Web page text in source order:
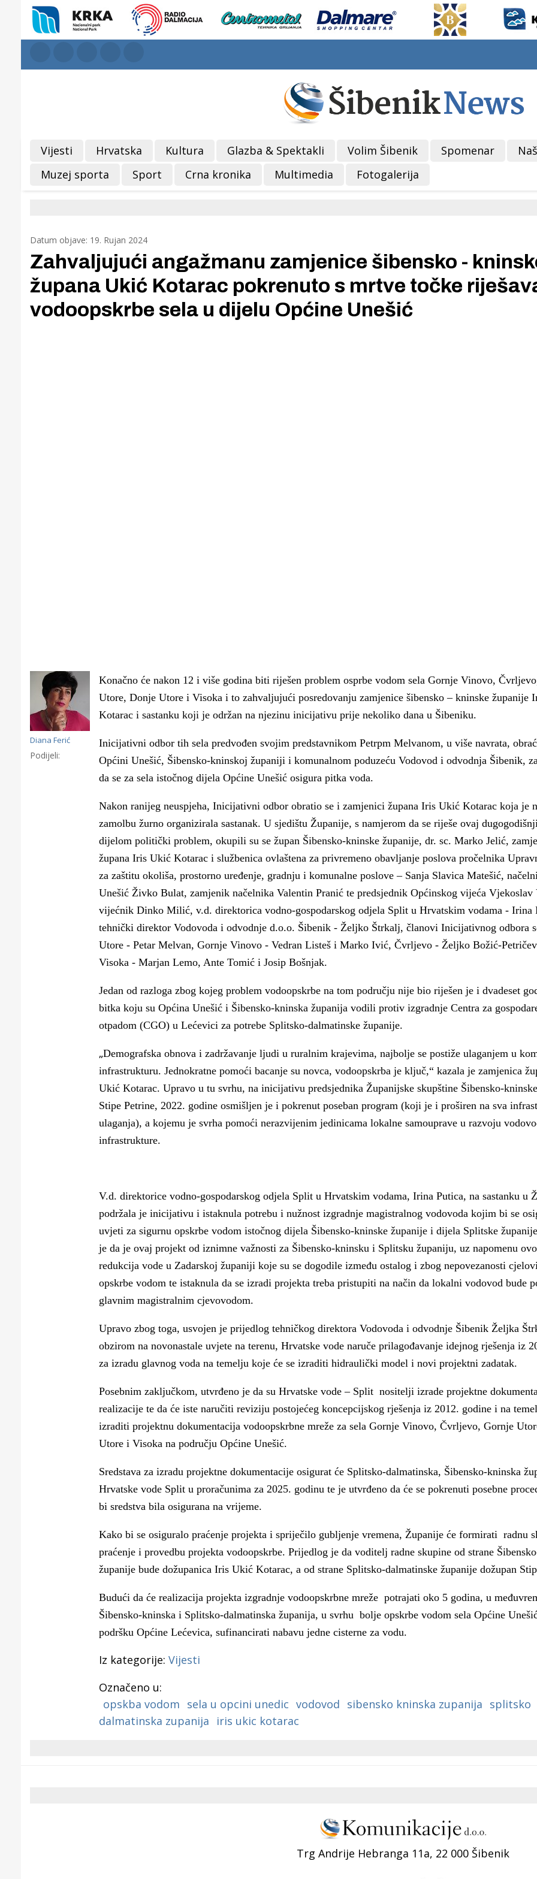
Vijesti Hrvatska Kultura Glazba & Spektakli Volim Šibenik Spomenar
Muzej sporta
Sport Crna kronika Multimedia Fotogalerija
Datum objave: 19. Rujan 2024
Zahvaljujući angažmanu zamjenice šibensko -
župana Ukić Kotarac pokrenuto s mrtve točke
vodoopskrbe sela u dijelu Općine Unešić
Diana Ferić
Podijeli:
Konačno će nakon 12 i više godina biti riješen problem osprbe vodom sela Gornje Vinovo,
Utore, Donje Utore i Visoka i to zahvaljujući posredovanju zamjenice šibensko – kninske županije
Kotarac i sastanku koji je održan na njezinu inicijativu prije nekoliko dana u Šibeniku.
Inicijativni odbor tih sela predvođen svojim predstavnikom PetrpmMelvanom, u više navrata,
Općini Unešić, Šibensko-kninskoj županiji i komunalnom poduzeću Vodovod i odvodnja Šibenik,
da se za sela istočnog dijela Općine Unešić osigura pitka voda.
Nakon ranijeg neuspjeha, Inicijativni odbor obratio se i zamjenici župana Iris Ukić Kotarac koja je
zamolbu žurno organizirala sastanak. U sjedištu Županije, s namjerom da se riješe ovaj
dijelom politički problem, okupili su se župan Šibensko-kninske županije, dr. sc. Marko Jelić,
župana Iris Ukić Kotarac i službenica ovlaštena za privremeno obavljanje poslova pročelnika
za zaštitu okoliša, prostorno uređenje, gradnju i komunalne poslove – Sanja Slavica Matešić,
Unešić Živko Bulat, zamjenik načelnika Valentin Pranić te predsjednik Općinskog vijeća
vijećnik Dinko Milić, v.d. direktorica vodno-gospodarskog odjela Split u Hrvatskim vodama - Irina
tehnički direktor Vodovoda i odvodnje d.o.o. Šibenik - Željko Štrkalj, članovi Inicijativnog odbora
Utore - Petar Melvan, Gornje Vinovo - Vedran Listeš i Marko Ivić, Čvrljevo - Željko Božić-
Visoka - Marjan Lemo, Ante Tomić i Josip Bošnjak.
Jedan od razloga zbog kojeg problem vodoopskrbe na tom području nije bio riješen je i dvadeset
bitka koju su Općina Unešić i Šibensko-kninska županija vodili protiv izgradnje Centra za
otpadom (CGO) u Lećevici za potrebe Splitsko-dalmatinske županije.
„Demografska obnova i zadržavanje ljudi u ruralnim krajevima, najbolje se postiže ulaganjem u
infrastrukturu. Jednokratne pomoći bacanje su novca, vodoopskrba je ključ,“ kazala je zamjenica
Ukić Kotarac. Upravo u tu svrhu, na inicijativu predsjednika Županijske skupštine Šibensko-
Stipe Petrine, 2022. godine osmišljen je i pokrenut poseban program (koji je i proširen na sva
ulaganja), a kojemu je svrha pomoći nerazvijenim jedinicama lokalne samouprave u razvoju
infrastrukture.
V.d. direktorice vodno-gospodarskog odjela Split u Hrvatskim vodama, Irina Putica, na sastanku u
podržala je inicijativu i istaknula potrebu i nužnost izgradnje magistralnog vodovoda kojim bi se
uvjeti za sigurnu opskrbe vodom istočnog dijela Šibensko-kninske županije i dijela Splitske
je da je ovaj projekt od iznimne važnosti za Šibensko-kninsku i Splitsku županiju, uz napomenu
redukcija vode u Zadarskoj županiji koje su se dogodile između ostalog i zbog nepovezanosti
opskrbe vodom te istaknula da se izradi projekta treba pristupiti na način da lokalni vodovod bude
glavnim magistralnim cjevovodom.
Upravo zbog toga, usvojen je prijedlog tehničkog direktora Vodovoda i odvodnje Šibenik Željka
obzirom na novonastale uvjete na terenu, Hrvatske vode naruče prilagođavanje idejnog rješenja iz
za izradu glavnog voda na temelju koje će se izraditi hidraulički model i novi projektni zadatak.
Posebnim zaključkom, utvrđeno je da su Hrvatske vode – Split nositelji izrade projektne
realizacije te da će iste naručiti reviziju postojećeg koncepcijskog rješenja iz 2012. godine i na
izraditi projektnu dokumentacija vodoopskrbne mreže za sela Gornje Vinovo, Čvrljevo, Gornje
Utore i Visoka na području Općine Unešić.
Sredstava za izradu projektne dokumentacije osigurat će Splitsko-dalmatinska, Šibensko-kninska
Hrvatske vode Split u proračunima za 2025. godinu te je utvrđeno da će se pokrenuti posebne
bi sredstva bila osigurana na vrijeme.
Kako bi se osiguralo praćenje projekta i spriječilo gubljenje vremena, Županije će formirati radnu
praćenje i provedbu projekta vodoopskrbe. Prijedlog je da voditelj radne skupine od strane
županije bude dožupanica Iris Ukić Kotarac, a od strane Splitsko-dalmatinske županije dožupan
Budući da će realizacija projekta izgradnje vodoopskrbne mreže potrajati oko 5 godina, u
Šibensko-kninska i Splitsko-dalmatinska županija, u svrhu bolje opskrbe vodom sela Općine
podršku Općine Lećevica, sufinancirati nabavu jedne cisterne za vodu.
Iz kategorije: Vijesti
Označeno u:
opskba vodom sela u opcini unedic vodovod sibensko kninska zupanija splitsko
dalmatinska zupanija
iris ukic kotarac
Gornji tok Krke iz prve ruke -
Otkrijte hostel Titius u
Puljanima
Trg Andrije Hebranga 11a, 22 000 Šibenik